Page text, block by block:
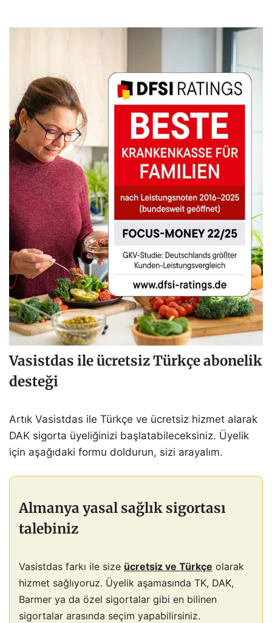
Vasistdas ile ücretsiz Türkçe abonelik
desteği
Artık Vasistdas ile Türkçe ve ücretsiz hizmet alarak
DAK sigorta üyeliğinizi başlatabileceksiniz. Üyelik
için aşağıdaki formu doldurun, sizi arayalım.
Almanya yasal sağlık sigortası
talebiniz
Vasistdas farkı ile size ücretsiz ve Türkçe olarak
hizmet sağlıyoruz. Üyelik aşamasında TK, DAK,
Barmer ya da özel sigortalar gibi en bilinen
sigortalar arasında seçim yapabilirsiniz.